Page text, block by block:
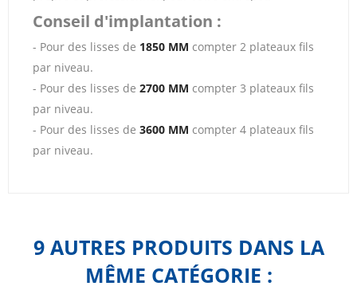
Conseil d'implantation :
- Pour des lisses de 1850 MM compter 2 plateaux fils
par niveau.
- Pour des lisses de 2700 MM compter 3 plateaux fils
par niveau.
- Pour des lisses de 3600 MM compter 4 plateaux fils
par niveau.
9 AUTRES PRODUITS DANS LA
MÊME CATÉGORIE :